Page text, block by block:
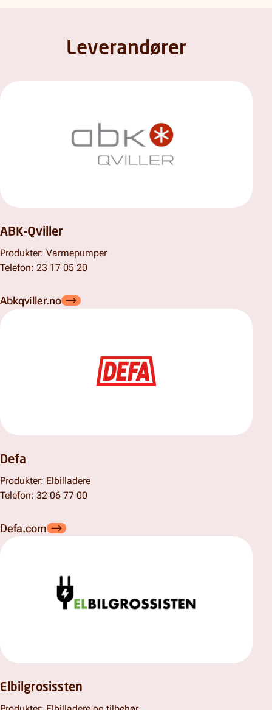
Leverandører
ABK-Qviller
Produkter: Varmepumper
Telefon: 23 17 05 20
Abkqviller.no
Defa
Produkter: Elbilladere
Telefon: 32 06 77 00
Defa.com
Elbilgrosissten